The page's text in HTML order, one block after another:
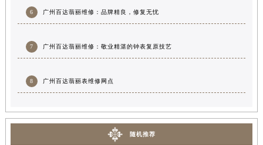
6 广州百达翡丽维修：品牌精良，修复无忧
7 广州百达翡丽维修：敬业精湛的钟表复原技艺
8 广州百达翡丽表维修网点
随机推荐